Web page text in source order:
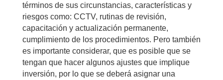
términos de sus circunstancias, características y
riesgos como: CCTV, rutinas de revisión,
capacitación y actualización permanente,
cumplimiento de los procedimientos. Pero también
es importante considerar, que es posible que se
tengan que hacer algunos ajustes que implique
inversión, por lo que se deberá asignar una